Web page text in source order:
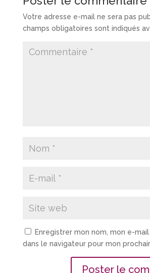
Votre adresse e-mail ne sera pas
champs obligatoires sont indiqués
Enregistrer mon nom, mon e-
dans le navigateur pour mon